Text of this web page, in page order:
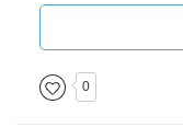
ディネーションす
る。そしてその取
セクターも含めた3
の仕組みも含まれて
0